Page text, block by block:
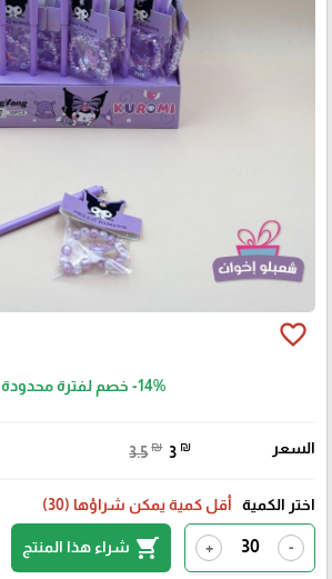
favorite_border
-14% خصم لفترة محدودة
السعر 3.5 ₪ 3 ₪
اختر الكمية أقل كمية يمكن شراؤها (30)
-
+
shopping_cart شراء هذا المنتج